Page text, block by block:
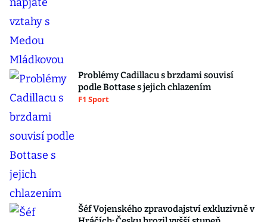
Problémy Cadillacu s brzdami souvisí
podle Bottase s jejich chlazením
F1 Sport
Šéf Vojenského zpravodajství exkluzivně v